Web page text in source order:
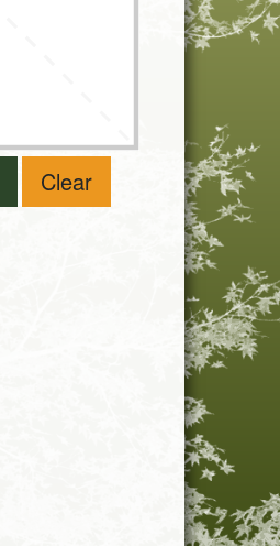
Clear